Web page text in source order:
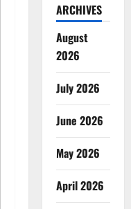
ARCHIVES
August
2026
July 2026
June 2026
May 2026
April 2026